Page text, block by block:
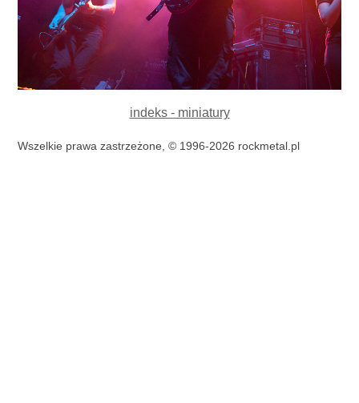
indeks - miniatury
Wszelkie prawa zastrzeżone, © 1996-2026 rockmetal.pl